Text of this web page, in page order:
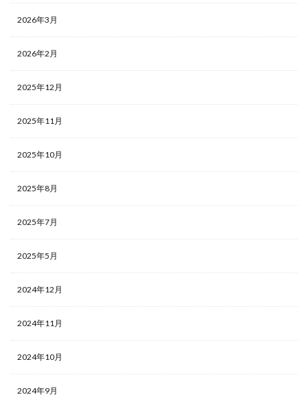
2026年3月
2026年2月
2025年12月
2025年11月
2025年10月
2025年8月
2025年7月
2025年5月
2024年12月
2024年11月
2024年10月
2024年9月